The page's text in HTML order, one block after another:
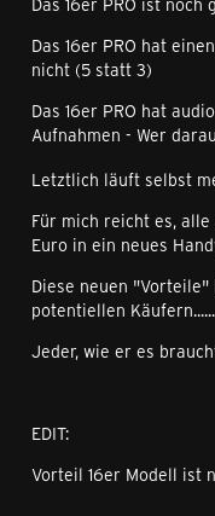
Das 16er PRO hat
nicht (5 statt 3)
Das 16er PRO hat
Aufnahmen - Wer
Letztlich läuft selbst
Für mich reicht es,
Euro in ein neues
Diese neuen
potentiellen
Jeder, wie er es
EDIT:
Vorteil 16er Modell ist